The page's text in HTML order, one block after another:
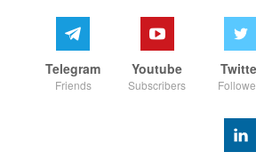
Youtube
Subscribers
Telegram
Friends